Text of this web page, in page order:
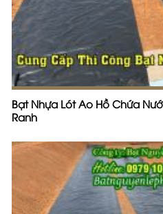
Bạt Nhựa Lót Ao Hồ Chứa
Ranh